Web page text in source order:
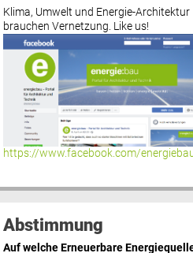
Klima, Umwelt und Energie-Architektur
brauchen Vernetzung. Like us!
https://www.facebook.com/
Abstimmung
Auf welche Erneuerbare